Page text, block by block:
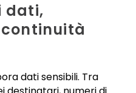
dati,
continuità
dati sensibili. Tra